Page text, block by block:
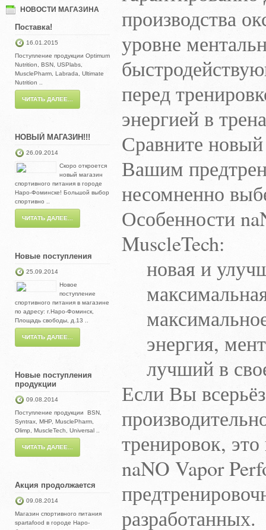
НОВОСТИ МАГАЗИНА
Поставка!
16.01.2015
Поступление продукции Optimum
Nutrition, BSN, USPlabs,
MusclePharm, Labrada, Ultimate
Nutrition ..
ЧИТАТЬ ДАЛЕЕ...
НОВЫЙ МАГАЗИН!!!
26.09.2014
Скоро откроется
новый магазин
спортивного питания в городе
Наро-Фоминске! Большой выбор
спортивно ..
ЧИТАТЬ ДАЛЕЕ...
Новые поступления
25.09.2014
Новое
поступление
спортивного питания в магазине
по адресу: г.Наро-Фоминск,
Площадь свободы, д.13 ..
ЧИТАТЬ ДАЛЕЕ...
Новые поступления
продукции
09.08.2014
Поступление продукции BSN,
Syntrax, MHP, MusclePharm,
Olimp, MuscleTech, Universal ..
ЧИТАТЬ ДАЛЕЕ...
Акция продолжается
09.08.2014
Магазин спортивного питания
spartafood в городе Наро-
производства
уровне
перед
энергией в
Сравните
Вашим
несомненно
Особенности
MuscleTech:
новая и
энергия,
лучший в
Если Вы
тренировок,
naNO Vapor
разработанных.